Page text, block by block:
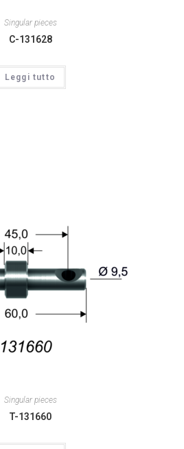
Singular pieces
C-131628
Leggi tutto
Singular pieces
T-131660